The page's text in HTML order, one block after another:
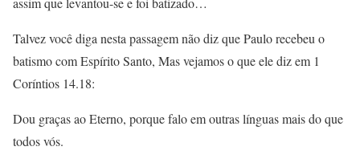
Talvez você diga nesta passagem não diz que Paulo recebeu o
batismo com Espírito Santo, Mas vejamos o que ele diz em 1
Coríntios 14.18:
Dou graças ao Eterno, porque falo em outras línguas mais do que
todos vós.